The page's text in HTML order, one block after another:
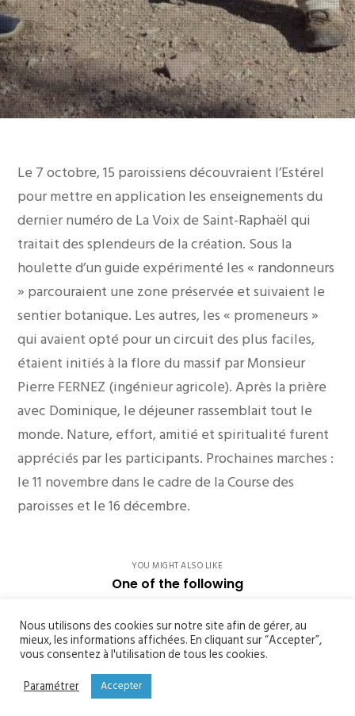
Le 7 octobre, 15 paroissiens découvraient l’Estérel
pour mettre en application les enseignements du
dernier numéro de La Voix de Saint-Raphaël qui
traitait des splendeurs de la création. Sous la
houlette d’un guide expérimenté les « randonneurs
» parcouraient une zone préservée et suivaient le
sentier botanique. Les autres, les « promeneurs »
qui avaient opté pour un circuit des plus faciles,
étaient initiés à la flore du massif par Monsieur
Pierre FERNEZ (ingénieur agricole). Après la prière
avec Dominique, le déjeuner rassemblait tout le
monde. Nature, effort, amitié et spiritualité furent
appréciés par les participants. Prochaines marches :
le 11 novembre dans le cadre de la Course des
paroisses et le 16 décembre.
YOU MIGHT ALSO LIKE
One of the following
Soyons saints
Seigneur merci !
Nous utilisons des cookies sur notre site afin de gérer, au
mieux, les informations affichées. En cliquant sur “Accepter”,
vous consentez à l'utilisation de tous les cookies.
Paramétrer
Accepter